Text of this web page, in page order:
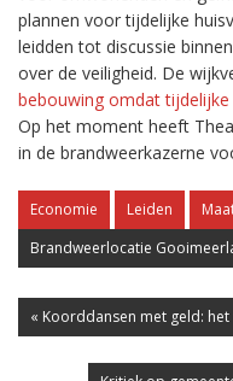
plannen voor tijdelijke
leidden tot discussie
over de veiligheid. De
bebouwing omdat
Op het moment heeft
in de brandweerkazerne
Economie Leiden
Brandweerlocatie
« Koorddansen met geld: